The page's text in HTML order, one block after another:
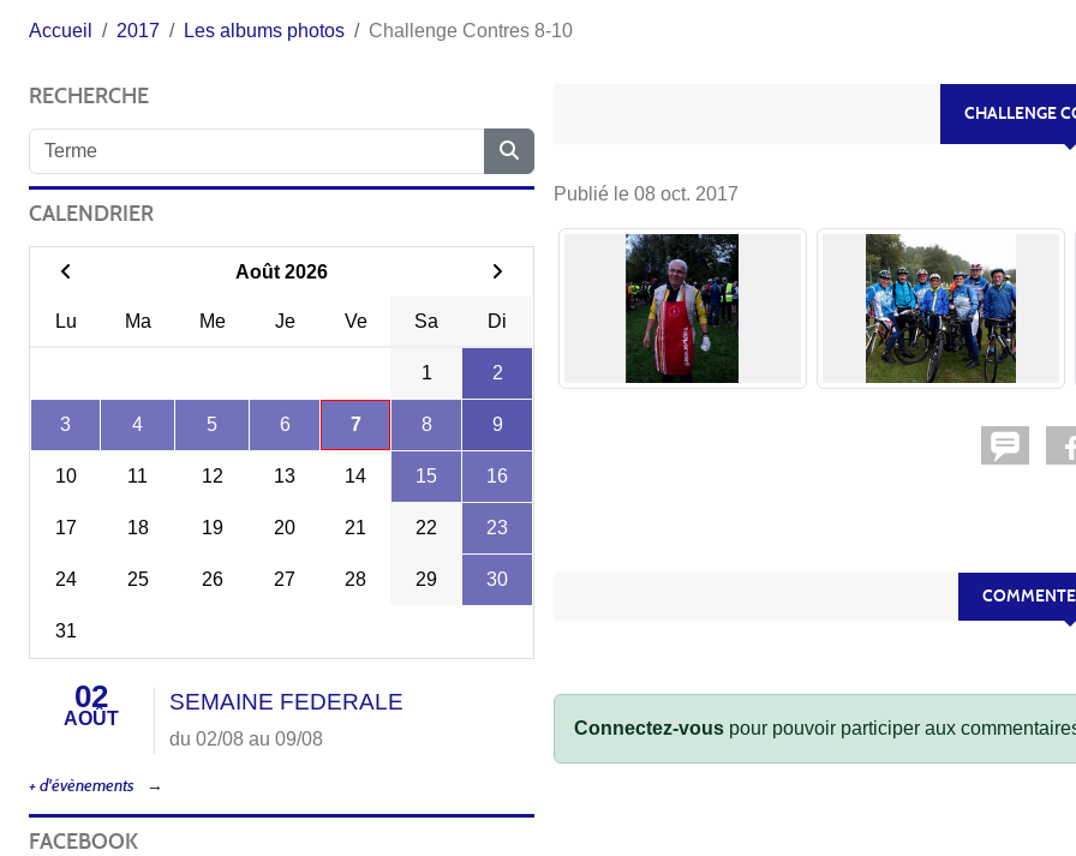
Accueil 2017 Les albums photos Challenge Contres 8-10
CHALLENGE
Publié le08 oct. 2017
Connectez-vous pour pouvoir participer aux
RECHERCHE
CALENDRIER
Août 2026
Lu Ma Me Je Ve Sa Di
1 2
3 4 5 6 7 8 9
10 11 12 13 14 15 16
17 18 19 20 21 22 23
24 25 26 27 28 29 30
31
02
AOÛT
SEMAINE FEDERALE
du 02/08 au 09/08
+ d'évènements
FACEBOOK